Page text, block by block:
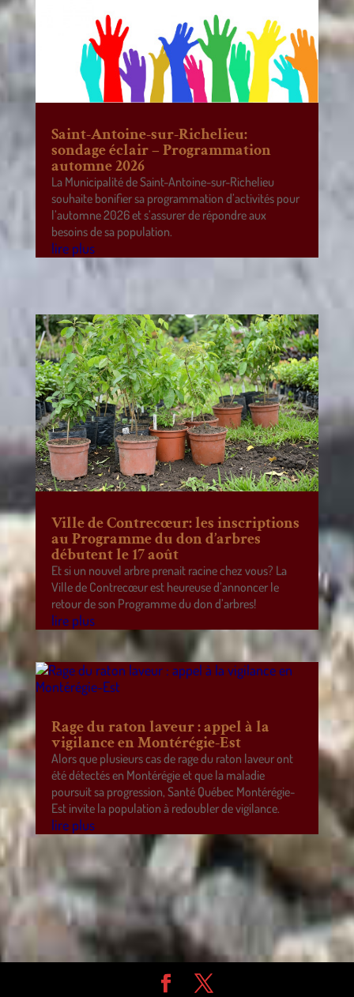
Saint-Antoine-sur-Richelieu:
sondage éclair – Programmation
automne 2026
La Municipalité de Saint-Antoine-sur-Richelieu
souhaite bonifier sa programmation d’activités pour
l’automne 2026 et s’assurer de répondre aux
besoins de sa population.
lire plus
Ville de Contrecœur: les inscriptions
au Programme du don d’arbres
débutent le 17 août
Et si un nouvel arbre prenait racine chez vous? La
Ville de Contrecœur est heureuse d’annoncer le
retour de son Programme du don d’arbres!
lire plus
Rage du raton laveur : appel à la
vigilance en Montérégie-Est
Alors que plusieurs cas de rage du raton laveur ont
été détectés en Montérégie et que la maladie
poursuit sa progression, Santé Québec Montérégie-
Est invite la population à redoubler de vigilance.
lire plus